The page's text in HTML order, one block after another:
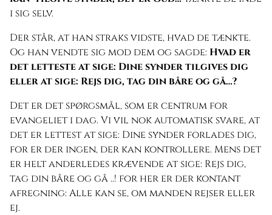
i sig selv.
Der står, at han straks vidste, hvad de tænkte.
Og han vendte sig mod dem og sagde: Hvad er
det letteste at sige: Dine synder tilgives dig
eller at sige: Rejs dig, tag din båre og gå…?
Det er det spørgsmål, som er centrum for
evangeliet i dag. Vi vil nok automatisk svare, at
det er lettest at sige: Dine synder forlades dig,
for er der ingen, der kan kontrollere. Mens det
er helt anderledes krævende at sige: Rejs dig,
tag din båre og gå ..! for her er der kontant
afregning: Alle kan se, om manden rejser eller
ej.